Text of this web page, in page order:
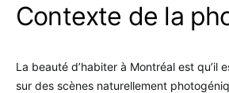
Contexte de la
La beauté d’habiter à Montréal est qu’il
sur des scènes naturellement